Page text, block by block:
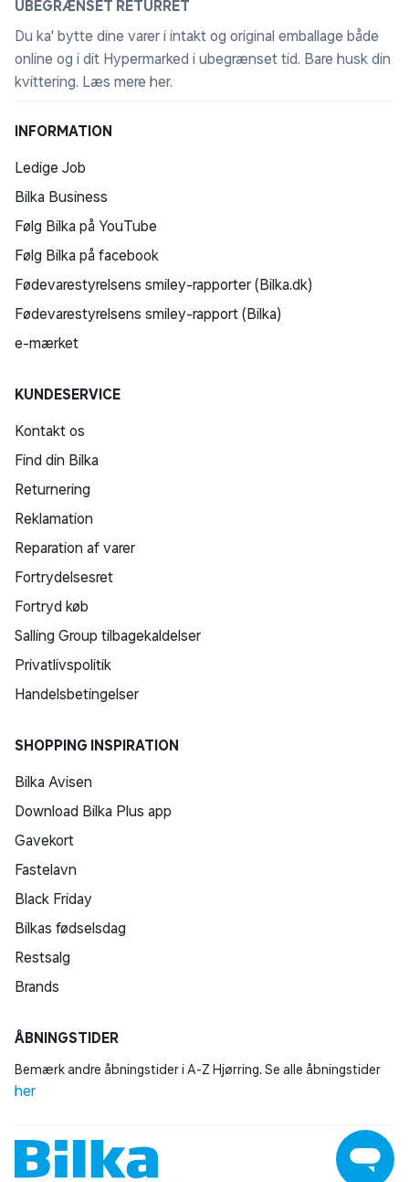
UBEGRÆNSET RETURRET
Du ka' bytte dine varer i intakt og original emballage både
online og i dit Hypermarked i ubegrænset tid. Bare husk din
kvittering. Læs mere her.
INFORMATION
Ledige Job
Bilka Business
Følg Bilka på YouTube
Følg Bilka på facebook
Fødevarestyrelsens smiley-rapporter (Bilka.dk)
Fødevarestyrelsens smiley-rapport (Bilka)
e-mærket
KUNDESERVICE
Kontakt os
Find din Bilka
Returnering
Reklamation
Reparation af varer
Fortrydelsesret
Fortryd køb
Salling Group tilbagekaldelser
Privatlivspolitik
Handelsbetingelser
SHOPPING INSPIRATION
Bilka Avisen
Download Bilka Plus app
Gavekort
Fastelavn
Black Friday
Bilkas fødselsdag
Restsalg
Brands
ÅBNINGSTIDER
Bemærk andre åbningstider i A-Z Hjørring. Se alle åbningstider
her